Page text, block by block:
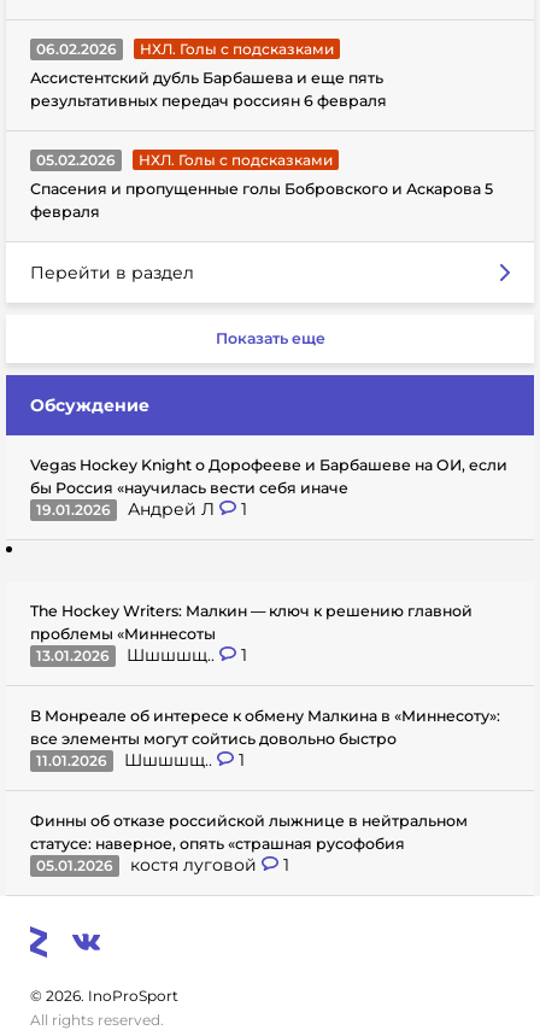
06.02.2026
НХЛ. Голы с подсказками
Ассистентский дубль Барбашева и еще пять
результативных передач россиян 6 февраля
05.02.2026
НХЛ. Голы с подсказками
Спасения и пропущенные голы Бобровского и Аскарова 5
февраля
Перейти в раздел
Показать еще
Обсуждение
Vegas Hockey Knight о Дорофееве и Барбашеве на ОИ, если
бы Россия «научилась вести себя иначе
19.01.2026
Андрей Л 1
The Hockey Writers: Малкин — ключ к решению главной
проблемы «Миннесоты
13.01.2026
Шшшшщ.. 1
В Монреале об интересе к обмену Малкина в «Миннесоту»:
все элементы могут сойтись довольно быстро
11.01.2026
Шшшшщ.. 1
Финны об отказе российской лыжнице в нейтральном
статусе: наверное, опять «страшная русофобия
05.01.2026
костя луговой 1
© 2026. InoProSport
All rights reserved.